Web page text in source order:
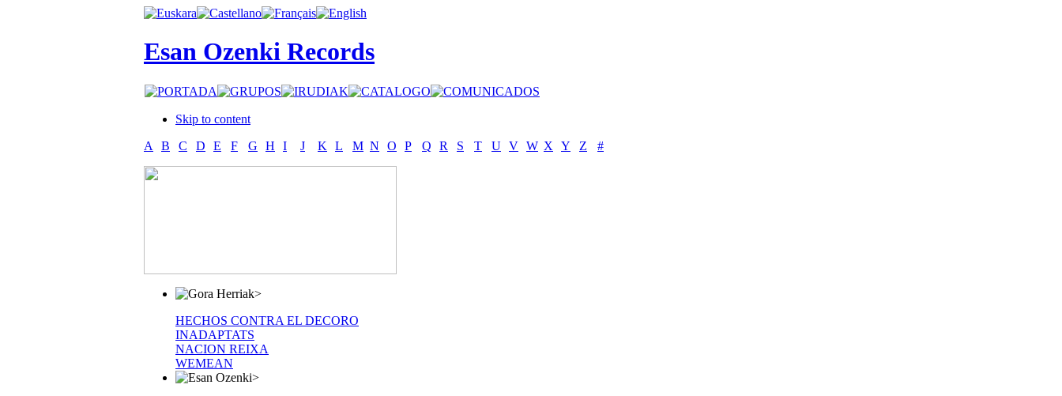
Esan Ozenki Records
Skip to content
A
B C D E F G H I J K L M N O P Q R S T U V W X Y Z #
>
HECHOS CONTRA EL DECORO
INADAPTATS
NACION REIXA
WEMEAN
>